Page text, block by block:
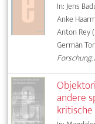
In: Jens
Anke
Anton Rey
Germán
andere